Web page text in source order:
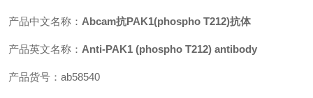
产品中文名称： Abcam抗PAK1(phospho T212)抗体
产品英文名称： Anti-PAK1 (phospho T212) antibody
产品货号：ab58540